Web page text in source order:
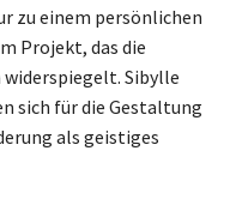
zu einem persönlichen
Projekt, das die
Sibylle
sich für die Gestaltung
als geistiges